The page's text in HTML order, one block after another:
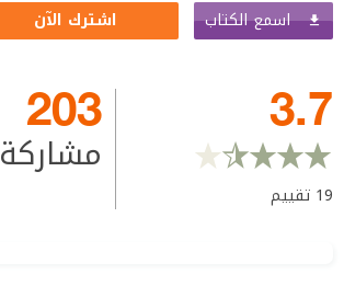
اسمع الكتاب اشترك الآن
3.7
19 تقييم
203
مشاركة